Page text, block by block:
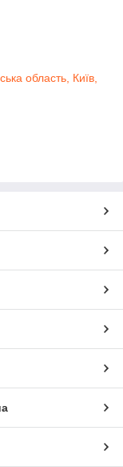
область, Київ,